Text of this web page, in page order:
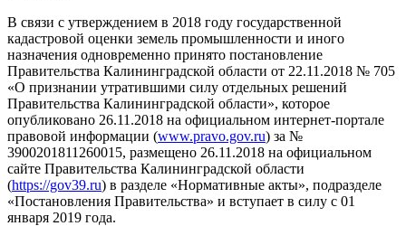
В связи с утверждением в 2018 году государственной
кадастровой оценки земель промышленности и иного
назначения одновременно принято постановление
Правительства Калининградской области от 22.11.2018 № 705
«О признании утратившими силу отдельных решений
Правительства Калининградской области», которое
опубликовано 26.11.2018 на официальном интернет-портале
правовой информации (www.pravo.gov.ru) за №
3900201811260015, размещено 26.11.2018 на официальном
сайте Правительства Калининградской области
(https://gov39.ru) в разделе «Нормативные акты», подразделе
«Постановления Правительства» и вступает в силу с 01
января 2019 года.